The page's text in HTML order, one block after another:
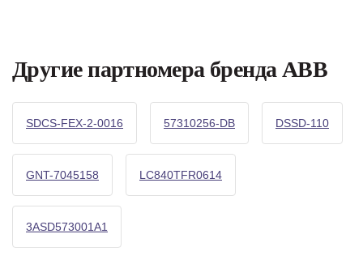
Другие партномера бренда ABB
SDCS-FEX-2-0016 57310256-DB DSSD-110
GNT-7045158 LC840TFR0614
3ASD573001A1